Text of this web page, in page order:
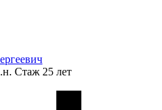
Стаж 25 лет